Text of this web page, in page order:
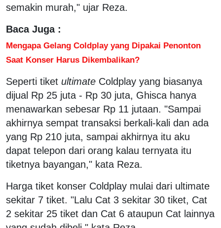
semakin murah," ujar Reza.
Baca Juga :
Mengapa Gelang Coldplay yang Dipakai Penonton
Saat Konser Harus Dikembalikan?
Seperti tiket ultimate Coldplay yang biasanya
dijual Rp 25 juta - Rp 30 juta, Ghisca hanya
menawarkan sebesar Rp 11 jutaan. "Sampai
akhirnya sempat transaksi berkali-kali dan ada
yang Rp 210 juta, sampai akhirnya itu aku
dapat telepon dari orang kalau ternyata itu
tiketnya bayangan," kata Reza.
Harga tiket konser Coldplay mulai dari ultimate
sekitar 7 tiket. "Lalu Cat 3 sekitar 30 tiket, Cat
2 sekitar 25 tiket dan Cat 6 ataupun Cat lainnya